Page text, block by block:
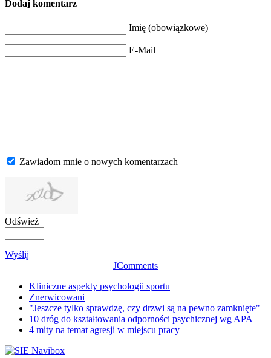
Dodaj komentarz
Imię (obowiązkowe)
E-Mail
Zawiadom mnie o nowych komentarzach
Odśwież
Wyślij
JComments
Kliniczne aspekty psychologii sportu
Znerwicowani
"Jeszcze tylko sprawdzę, czy drzwi są na pewno zamknięte"
10 dróg do kształtowania odporności psychicznej wg APA
4 mity na temat agresji w miejscu pracy